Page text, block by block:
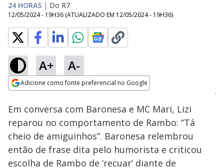
24 HORAS | Do R7
12/05/2024 - 19H36 (ATUALIZADO EM 12/05/2024 - 19H36)
A+ A-
Adicione como fonte preferencial no Google
Ativar
Loaded:
53.06%
Em conversa com Baronesa e MC Mari, Lizi
reparou no comportamento de Rambo: “Tá
cheio de amiguinhos”. Baronesa relembrou
então de frase dita pelo humorista e criticou
escolha de Rambo de ‘recuar’ diante de